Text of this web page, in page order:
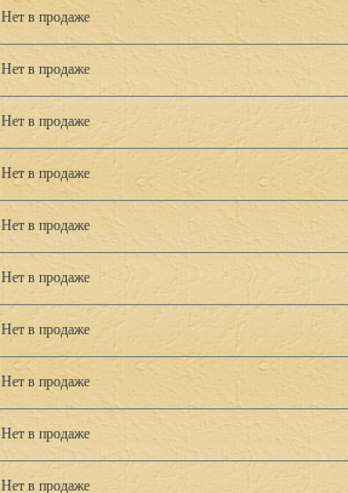
Нет в продаже
Нет в продаже
Нет в продаже
Нет в продаже
Нет в продаже
Нет в продаже
Нет в продаже
Нет в продаже
Нет в продаже
Нет в продаже